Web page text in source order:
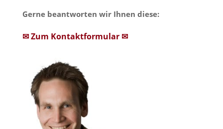
Gerne beantworten wir Ihnen diese:
✉ Zum Kontaktformular ✉